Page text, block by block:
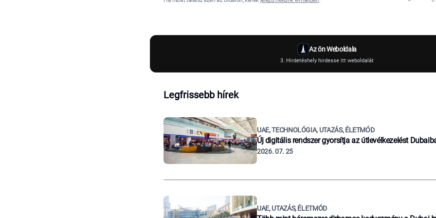
Az ön Weboldala
3. Hirdetéshely hirdesse itt weboldalát
Legfrissebb hírek
UAE, TECHNOLÓGIA, UTAZÁS, ÉLETMÓD
Új digitális rendszer gyorsítja az útlevélkezelést
2026. 07. 25
UAE, UTAZÁS, ÉLETMÓD